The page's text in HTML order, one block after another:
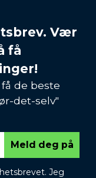
Vær
få
de beste
det-selv"
Meld deg på
Jeg